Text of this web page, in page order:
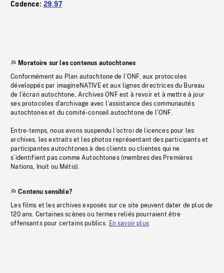
Cadence: 29.97
Moratoire sur les contenus autochtones
Conformément au Plan autochtone de l’ONF, aux protocoles
développés par imagineNATIVE et aux lignes directrices du Bureau
de l’écran autochtone, Archives ONF est à revoir et à mettre à jour
ses protocoles d’archivage avec l’assistance des communautés
autochtones et du comité-conseil autochtone de l’ONF.
Entre-temps, nous avons suspendu l’octroi de licences pour les
archives, les extraits et les photos représentant des participants et
participantes autochtones à des clients ou clientes qui ne
s’identifient pas comme Autochtones (membres des Premières
Nations, Inuit ou Métis).
Contenu sensible?
Les films et les archives exposés sur ce site peuvent dater de plus de
120 ans. Certaines scènes ou termes reliés pourraient être
offensants pour certains publics. En savoir plus